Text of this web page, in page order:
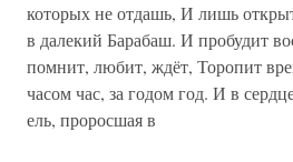
которых не отдашь, И лишь
в далекий Барабаш. И пробудит
помнит, любит, ждёт, Торопит
часом час, за годом год. И в
ель, проросшая в